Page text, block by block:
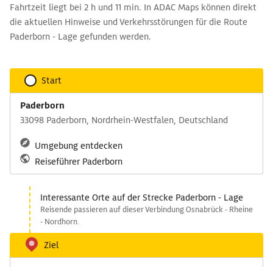
Fahrtzeit liegt bei 2 h und 11 min. In ADAC Maps können direkt
die aktuellen Hinweise und Verkehrsstörungen für die Route
Paderborn - Lage gefunden werden.
Start
Paderborn
33098 Paderborn, Nordrhein-Westfalen, Deutschland
Umgebung entdecken
Reiseführer Paderborn
Interessante Orte auf der Strecke Paderborn - Lage
Reisende passieren auf dieser Verbindung Osnabrück - Rheine
- Nordhorn.
Ziel